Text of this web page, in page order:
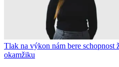
Tlak na výkon nám bere schopnost
okamžiku